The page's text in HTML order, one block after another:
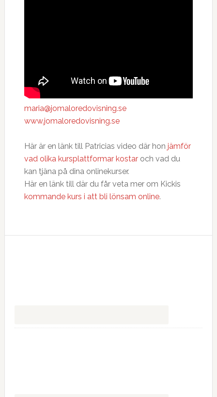
maria@jomaloredovisning.se
www.jomaloredovisning.se
Här är en länk till Patricias video där hon jämför
vad olika kursplattformar kostaroch vad du
kan tjäna på dina onlinekurser.
Här en länk till där du får veta mer om Kickis
kommande kurs i att bli lönsam online.